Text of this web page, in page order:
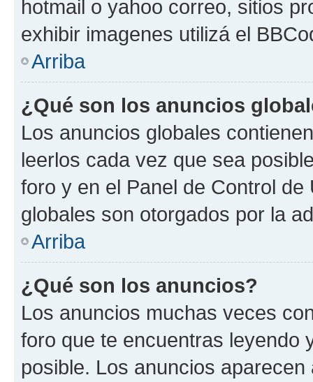
hotmail o yahoo correo, sitios
exhibir imagenes utilizá el
Arriba
¿Qué son los anuncios
Los anuncios globales
leerlos cada vez que sea
foro y en el Panel de Control
globales son otorgados por la
Arriba
¿Qué son los anuncios?
Los anuncios muchas veces
foro que te encuentras leyendo
posible. Los anuncios